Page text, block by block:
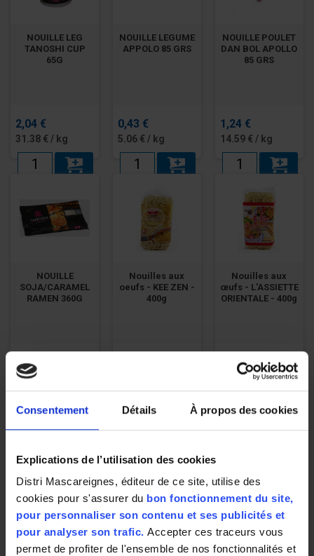
Consentement Détails À propos des cookies
Explications de l’utilisation des cookies
Distri Mascareignes, éditeur de ce site, utilise des
cookies pour s'assurer du bon fonctionnement du site,
pour personnaliser son contenu et ses publicités et
pour analyser son trafic. Accepter ces traceurs vous
permet de profiter de l'ensemble de nos fonctionnalités et
NOUILLE LEG
TANOSHI CUP
65G
2,04 €
31.38 € / kg
NOUILLE LEGUME
APPOLO 85 GRS
0,43 €
5.06 € / kg
NOUILLE POULET
DAN BOL APOLLO
85 GRS
1,24 €
14.59 € / kg
NOUILLE
SOJA/CARAMEL
RAMEN 360G
4,11 €
11.42 € / kg
Nouilles aux
oeufs - KEE ZEN -
400g
Nouilles aux
œufs - L'ASSIETTE
ORIENTALE - 400g
1,59 €
3.98 € / kg
Nouilles
crevettes - KEE
ZEEN - 70 g
Nouilles
légumes - KEE
ZEN - 70g
Nouilles
porc - KEE ZEN -
40g